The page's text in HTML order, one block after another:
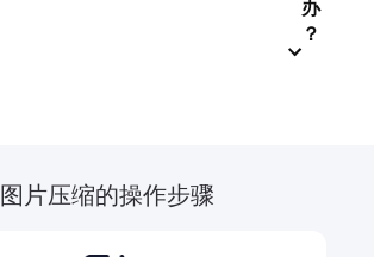
办
？
图片压缩的操作步骤